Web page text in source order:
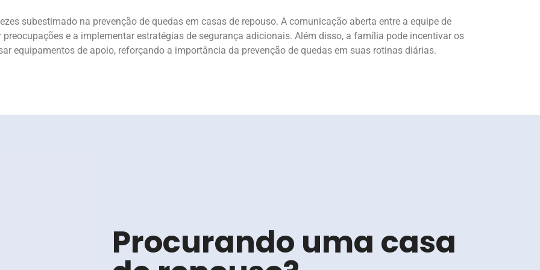
subestimado na prevenção de quedas em casas de repouso. A comunicação aberta entre a equipe de
e a implementar estratégias de segurança adicionais. Além disso, a família pode incentivar os
equipamentos de apoio, reforçando a importância da prevenção de quedas em suas rotinas diárias.
Procurando uma casa